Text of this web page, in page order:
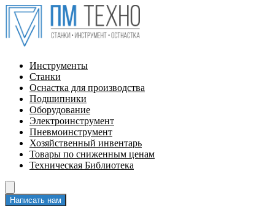
Инструменты
Станки
Оснастка для производства
Подшипники
Оборудование
Электроинструмент
Пневмоинструмент
Хозяйственный инвентарь
Товары по сниженным ценам
Техническая Библиотека
Написать нам